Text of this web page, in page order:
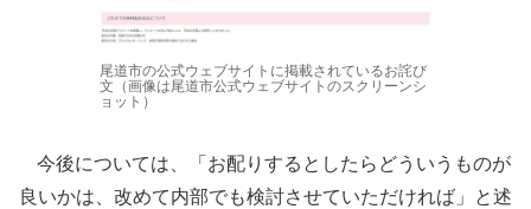
尾道市の公式ウェブサイトに掲載されているお詫び
文（画像は尾道市公式ウェブサイトのスクリーンシ
ョット）
今後については、「お配りするとしたらどういうものが
良いかは、改めて内部でも検討させていただければ」と述